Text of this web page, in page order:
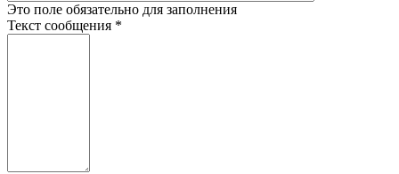
Это поле обязательно для заполнения
Текст сообщения *